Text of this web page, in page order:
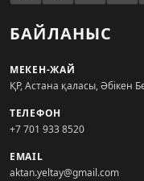
БАЙЛАНЫС
МЕКЕН-ЖАЙ
ҚР, Астана қаласы, Әбікен
ТЕЛЕФОН
+7 701 933 8520
EMAIL
aktan.yeltay@gmail.com